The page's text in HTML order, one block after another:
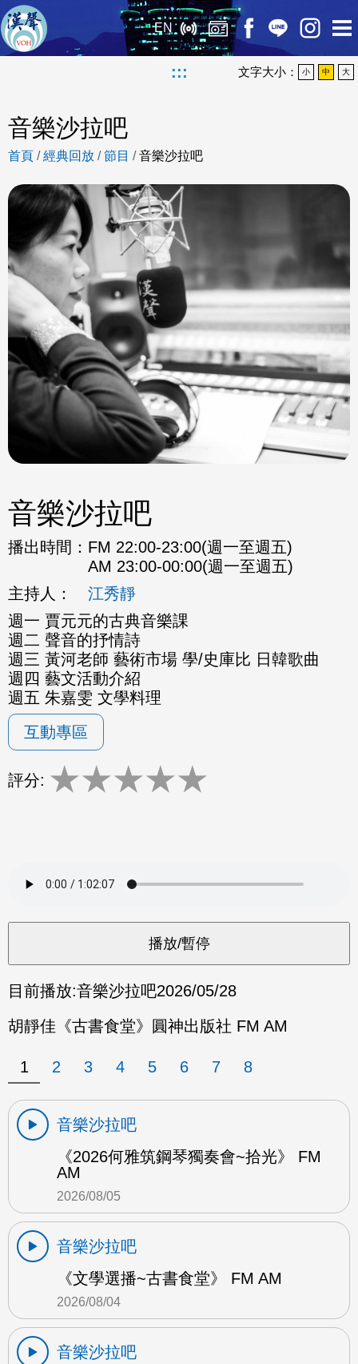
EN
::: 文字大小： 小 中 大
音樂沙拉吧
首頁 /經典回放 /節目 /音樂沙拉吧
音樂沙拉吧
播出時間： FM 22:00-23:00(週一至週五)
AM 23:00-00:00(週一至週五)
主持人：
江秀靜
週一 賈元元的古典音樂課
週二 聲音的抒情詩
週三 黃河老師 藝術市場 學/史庫比 日韓歌曲
週四 藝文活動介紹
週五 朱嘉雯 文學料理
互動專區
評分: ★★★★★
目前播放:音樂沙拉吧2026/05/28
胡靜佳《古書食堂》圓神出版社 FM AM
1 2 3 4 5 6 7 8
音樂沙拉吧
《2026何雅筑鋼琴獨奏會~拾光》 FM
AM
2026/08/05
音樂沙拉吧
《文學選播~古書食堂》 FM AM
2026/08/04
音樂沙拉吧